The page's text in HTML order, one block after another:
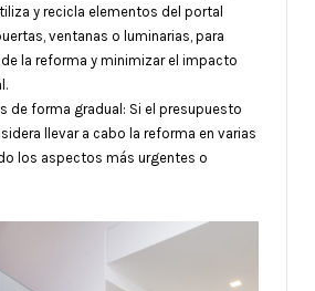
y recicla elementos del portal
ventanas o luminarias, para
la reforma y minimizar el impacto
de forma gradual: Si el presupuesto
llevar a cabo la reforma en varias
los aspectos más urgentes o